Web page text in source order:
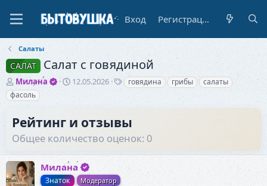
Вход Регистрация
Салаты
САЛАТ Салат с говядиной
А
в
т
р
т
е
м
ы
Милана
Д
н
а
ч
а
л
а
12.05.2026
Тговядина грибы
салаты
фасоль
Рейтинг и отзывы
Общее количество оценок: 0
Милана
Знаток Модератор